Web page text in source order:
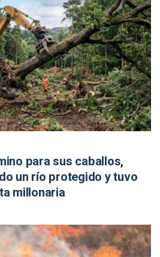
para sus caballos,
un río protegido y tuvo
millonaria